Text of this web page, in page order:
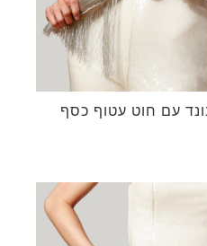
עם חוט עטוף כסף